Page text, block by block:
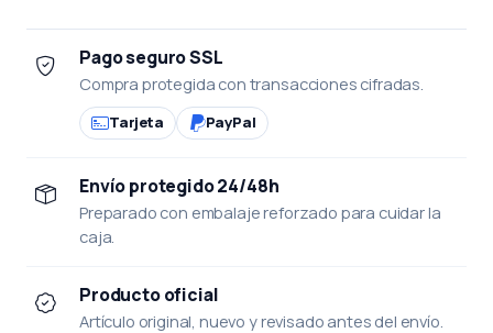
Pago seguro SSL
Compra protegida con transacciones cifradas.
Tarjeta PayPal
Envío protegido 24/48h
Preparado con embalaje reforzado para cuidar la
caja.
Producto oficial
Artículo original, nuevo y revisado antes del envío.